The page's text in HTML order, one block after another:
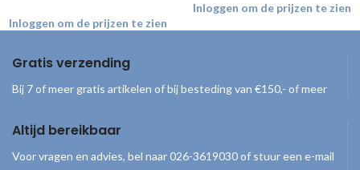
Inloggen om de prijzen te zien
Inloggen om de prijzen te zien
Gratis verzending
Bij 7 of meer gratis artikelen of bij besteding van €150,- of meer
Altijd bereikbaar
Voor vragen en advies, bel naar 026-3619030 of stuur een e-mail